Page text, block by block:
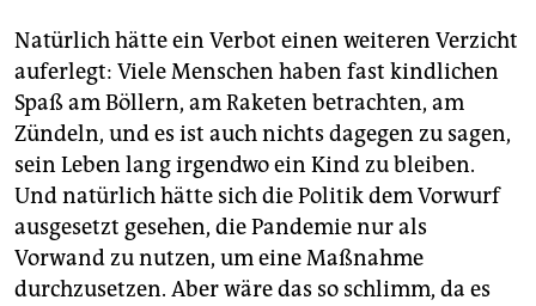
Natürlich hätte ein Verbot einen weiteren Verzicht
auferlegt: Viele Menschen haben fast kindlichen
Spaß am Böllern, am Raketen betrachten, am
Zündeln, und es ist auch nichts dagegen zu sagen,
sein Leben lang irgendwo ein Kind zu bleiben.
Und natürlich hätte sich die Politik dem Vorwurf
ausgesetzt gesehen, die Pandemie nur als
Vorwand zu nutzen, um eine Maßnahme
durchzusetzen. Aber wäre das so schlimm, da es